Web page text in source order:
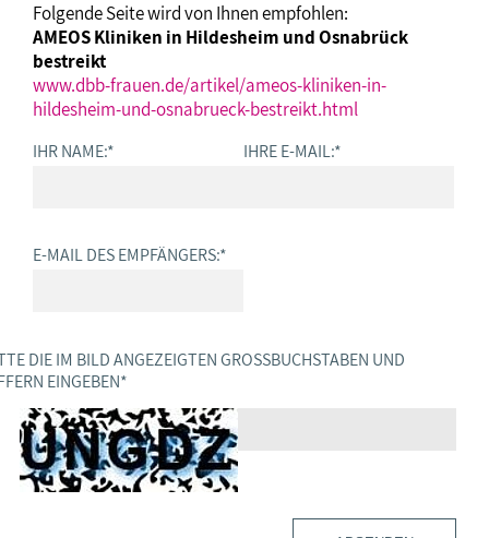
Folgende Seite wird von Ihnen empfohlen:
AMEOS Kliniken in Hildesheim und Osnabrück
bestreikt
www.dbb-frauen.de/artikel/ameos-kliniken-in-
hildesheim-und-osnabrueck-bestreikt.html
IHR NAME:* IHRE E-MAIL:*
E-MAIL DES EMPFÄNGERS:*
DIE IM BILD ANGEZEIGTEN GROSSBUCHSTABEN UND Z
EINGEBEN *